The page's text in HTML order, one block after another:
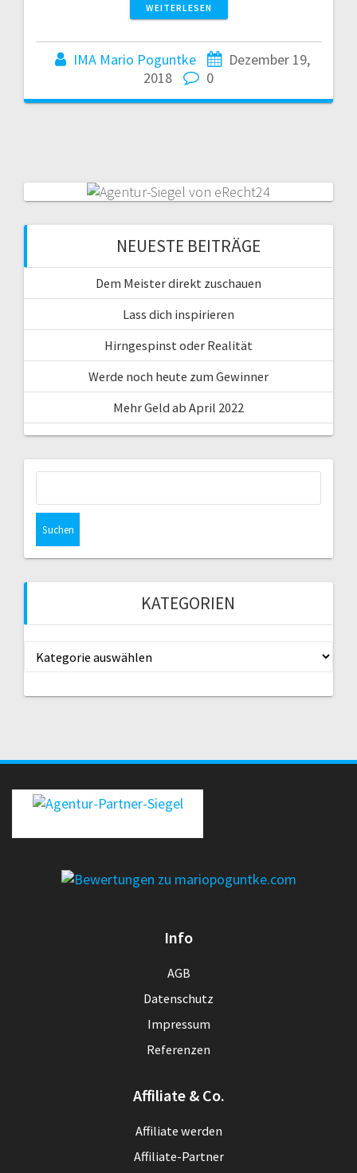
WEITERLESEN
IMA Mario Poguntke
Dezember 19,
2018
0
NEUESTE BEITRÄGE
Dem Meister direkt zuschauen
Lass dich inspirieren
Hirngespinst oder Realität
Werde noch heute zum Gewinner
Mehr Geld ab April 2022
KATEGORIEN
Kategorien
Info
AGB
Datenschutz
Impressum
Referenzen
Affiliate & Co.
Affiliate werden
Affiliate-Partner